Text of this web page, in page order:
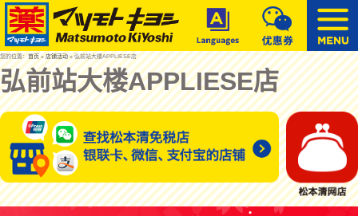
您的位置：首页»店铺活动» 弘前站大楼APPLIESE店
弘前站大楼APPLIESE店